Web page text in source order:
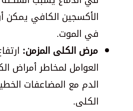
الأكسجين الكافي يمكن
في الموت.
مرض الكلى المزمن:
العوامل لمخاطر أمراض
الدم مع المضاعفات
الكلى.